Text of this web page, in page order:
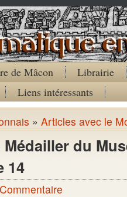
de Mâcon
Librairie
Liens intéressants
» Articles avec le
du
14